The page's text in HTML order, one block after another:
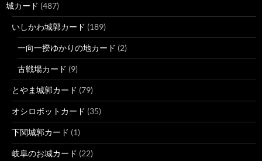
城カード (487)
いしかわ城郭カード (189)
一向一揆ゆかりの地カード (2)
古戦場カード (9)
とやま城郭カード (79)
オシロボットカード (35)
下関城郭カード (1)
岐阜のお城カード (22)